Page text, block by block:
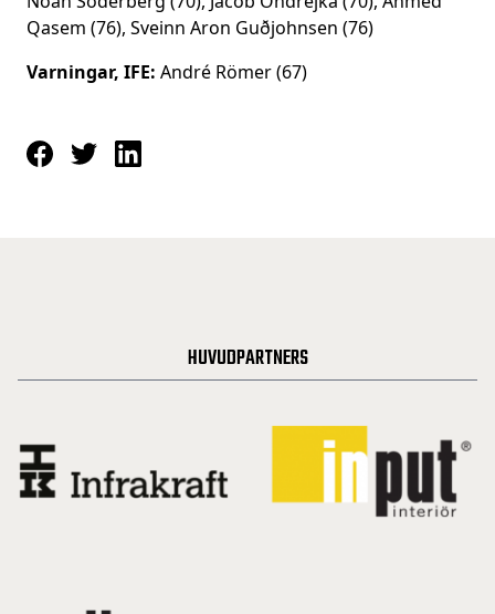
Qasem (76), Sveinn Aron Guðjohnsen (76)
Varningar, IFE: André Römer (67)
HUVUDPARTNERS